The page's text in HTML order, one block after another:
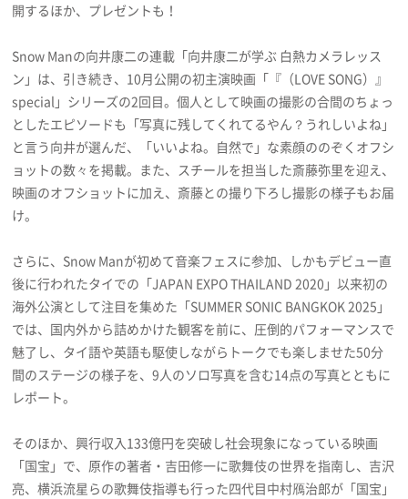
開するほか、プレゼントも！
Snow Manの向井康二の連載「向井康二が学ぶ 白熱カメラレッス
ン」は、引き続き、10月公開の初主演映画「『（LOVE SONG）』
special」シリーズの2回目。個人として映画の撮影の合間のちょっ
としたエピソードも「写真に残してくれてるやん？うれしいよね」
と言う向井が選んだ、「いいよね。自然で」な素顔ののぞくオフシ
ョットの数々を掲載。また、スチールを担当した斎藤弥里を迎え、
映画のオフショットに加え、斎藤との撮り下ろし撮影の様子もお届
け。
さらに、Snow Manが初めて音楽フェスに参加、しかもデビュー直
後に行われたタイでの「JAPAN EXPO THAILAND 2020」以来初の
海外公演として注目を集めた「SUMMER SONIC BANGKOK 2025」
では、国内外から詰めかけた観客を前に、圧倒的パフォーマンスで
魅了し、タイ語や英語も駆使しながらトークでも楽しませた50分
間のステージの様子を、9人のソロ写真を含む14点の写真とともに
レポート。
そのほか、興行収入133億円を突破し社会現象になっている映画
「国宝」で、原作の著者・吉田修一に歌舞伎の世界を指南し、吉沢
亮、横浜流星らの歌舞伎指導も行った四代目中村鴈治郎が「国宝」